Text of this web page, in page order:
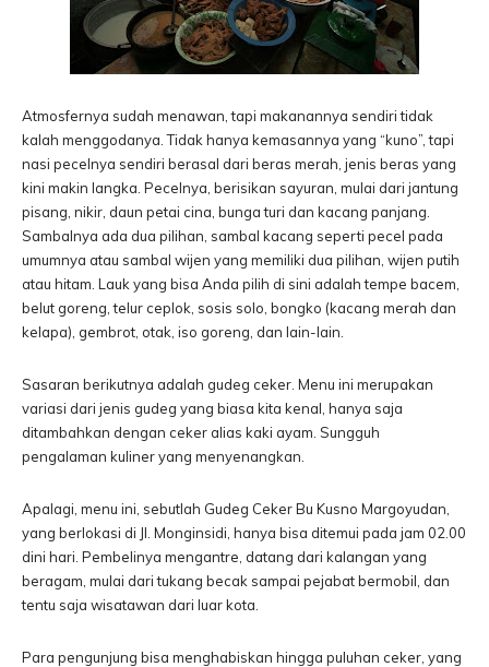
Atmosfernya sudah menawan, tapi makanannya sendiri tidak
kalah menggodanya. Tidak hanya kemasannya yang “kuno”, tapi
nasi pecelnya sendiri berasal dari beras merah, jenis beras yang
kini makin langka. Pecelnya, berisikan sayuran, mulai dari jantung
pisang, nikir, daun petai cina, bunga turi dan kacang panjang.
Sambalnya ada dua pilihan, sambal kacang seperti pecel pada
umumnya atau sambal wijen yang memiliki dua pilihan, wijen putih
atau hitam. Lauk yang bisa Anda pilih di sini adalah tempe bacem,
belut goreng, telur ceplok, sosis solo, bongko (kacang merah dan
kelapa), gembrot, otak, iso goreng, dan lain-lain.
Sasaran berikutnya adalah gudeg ceker. Menu ini merupakan
variasi dari jenis gudeg yang biasa kita kenal, hanya saja
ditambahkan dengan ceker alias kaki ayam. Sungguh
pengalaman kuliner yang menyenangkan.
Apalagi, menu ini, sebutlah Gudeg Ceker Bu Kusno Margoyudan,
yang berlokasi di Jl. Monginsidi, hanya bisa ditemui pada jam 02.00
dini hari. Pembelinya mengantre, datang dari kalangan yang
beragam, mulai dari tukang becak sampai pejabat bermobil, dan
tentu saja wisatawan dari luar kota.
Para pengunjung bisa menghabiskan hingga puluhan ceker, yang